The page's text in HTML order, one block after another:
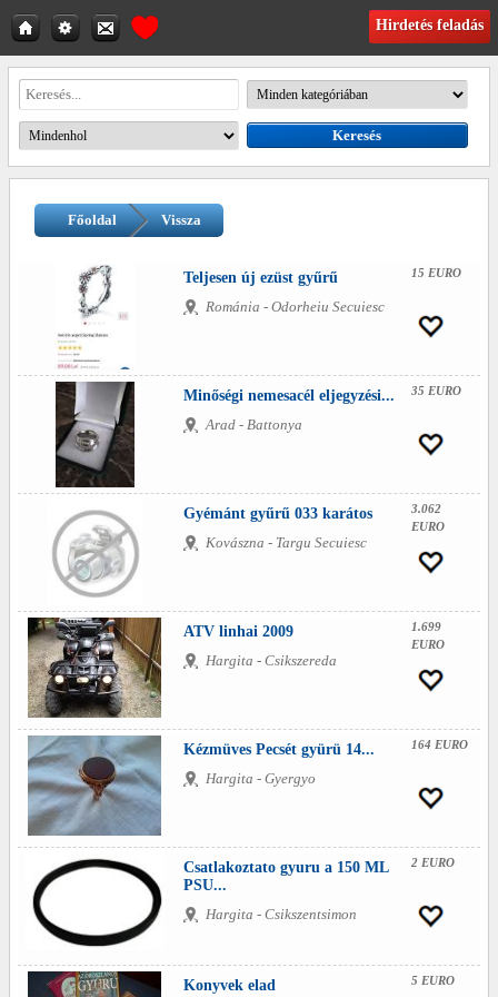
Hirdetés feladás
Főoldal Vissza
Teljesen új ezüst gyűrű
Románia - Odorheiu Secuiesc
15 EURO
Minőségi nemesacél eljegyzési...
Arad - Battonya
35 EURO
Gyémánt gyűrű 033 karátos
Kovászna - Targu Secuiesc
3.062
EURO
ATV linhai 2009
Hargita - Csikszereda
1.699
EURO
Kézmüves Pecsét gyürü 14...
Hargita - Gyergyo
164 EURO
Csatlakoztato gyuru a 150 ML
PSU...
Hargita - Csikszentsimon
2 EURO
Konyvek elad 5 EURO